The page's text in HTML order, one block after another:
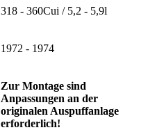
318 - 360Cui / 5,2 - 5,9l
1972 - 1974
Zur Montage sind
Anpassungen an der
originalen Auspuffanlage
erforderlich!